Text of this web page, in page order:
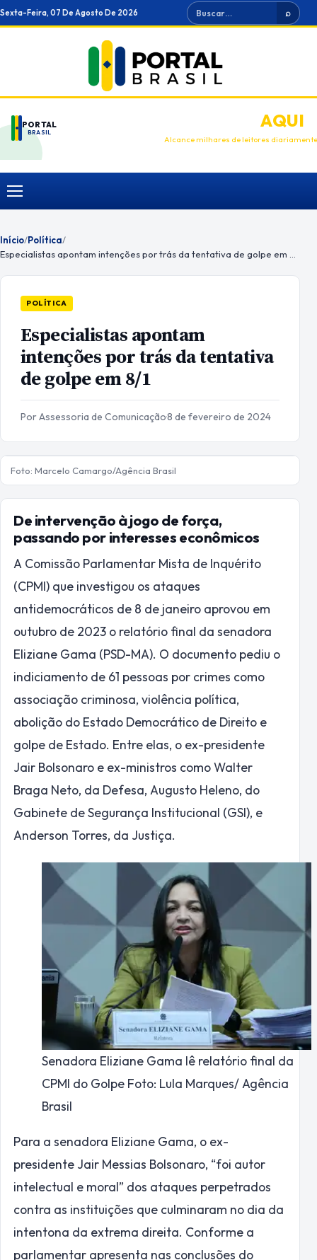
Ir
para
Sexta-Feira, 07 De Agosto De 2026 Buscar ⌕
PORTAL
BRASIL
ANUNCIEAQUI
Alcance milhares de leitores diariamente
Menu
Início/Política/
POLÍTICA
Especialistas apontam
intenções por trás da tentativa
de golpe em 8/1
Por Assessoria de Comunicação·8 de fevereiro de 2024
Foto: Marcelo Camargo/Agência Brasil
De intervenção à jogo de força,
passando por interesses econômicos
A Comissão Parlamentar Mista de Inquérito
(CPMI) que investigou os ataques
antidemocráticos de 8 de janeiro aprovou em
outubro de 2023 o relatório final da senadora
Eliziane Gama (PSD-MA). O documento pediu o
indiciamento de 61 pessoas por crimes como
associação criminosa, violência política,
abolição do Estado Democrático de Direito e
golpe de Estado. Entre elas, o ex-presidente
Jair Bolsonaro e ex-ministros como Walter
Braga Neto, da Defesa, Augusto Heleno, do
Gabinete de Segurança Institucional (GSI), e
Anderson Torres, da Justiça.
Senadora Eliziane Gama lê relatório final da
CPMI do Golpe Foto: Lula Marques/ Agência
Brasil
Para a senadora Eliziane Gama, o ex-
presidente Jair Messias Bolsonaro, “foi autor
intelectual e moral” dos ataques perpetrados
contra as instituições que culminaram no dia da
intentona da extrema direita. Conforme a
parlamentar apresenta nas conclusões do